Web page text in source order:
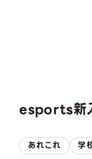
esports新
あれこれ 学